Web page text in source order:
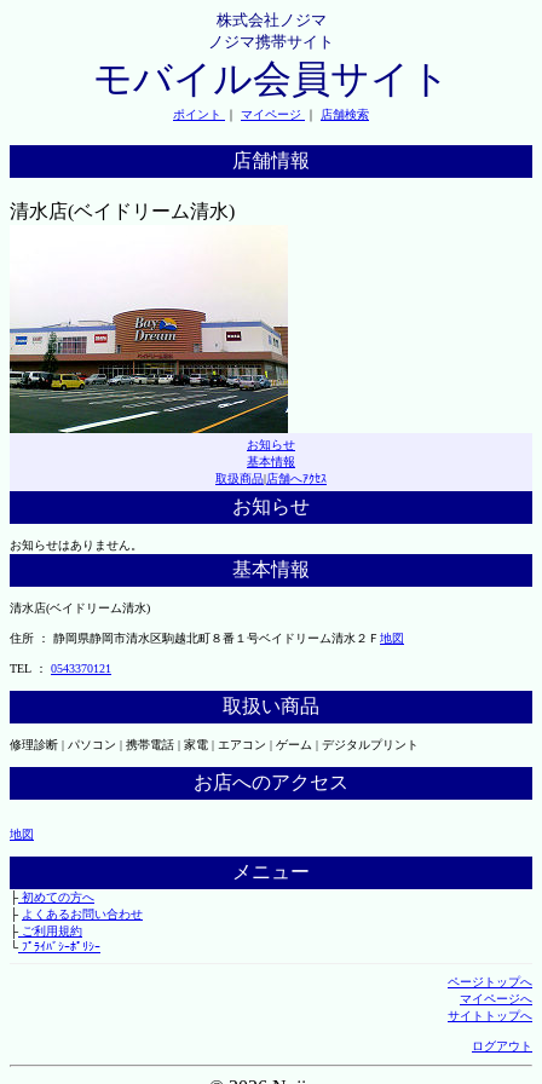
株式会社ノジマ
ノジマ携帯サイト
モバイル会員サイト
ポイント ｜ マイページ ｜ 店舗検索
店舗情報
清水店(ベイドリーム清水)
お知らせ
基本情報
取扱商品|店舗へｱｸｾｽ
お知らせ
お知らせはありません。
基本情報
清水店(ベイドリーム清水)
住所 ： 静岡県静岡市清水区駒越北町８番１号ベイドリーム清水２Ｆ 地図
TEL ： 0543370121
取扱い商品
修理診断 | パソコン | 携帯電話 | 家電 | エアコン | ゲーム | デジタルプリント
お店へのアクセス
地図
メニュー
├初めての方へ
├ よくあるお問い合わせ
├ご利用規約
└ﾌﾟﾗｲﾊﾞｼｰﾎﾟﾘｼｰ
ページトップへ
マイページへ
サイトトップへ
ログアウト